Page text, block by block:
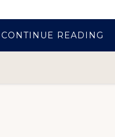
CONTINUE READING